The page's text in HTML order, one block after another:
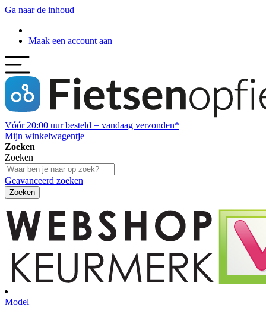
Ga naar de inhoud
Maak een account aan
Vóór 20:00 uur besteld = vandaag verzonden*
Mijn winkelwagentje
Zoeken
Zoeken
Geavanceerd zoeken
Zoeken
Model